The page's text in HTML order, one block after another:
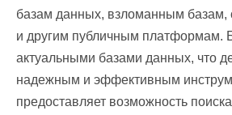
базам данных, взломанным базам,
и другим публичным платформам.
актуальными базами данных, что
надежным и эффективным
предоставляет возможность